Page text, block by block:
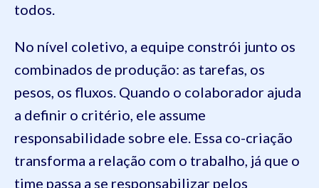
todos.
No nível coletivo, a equipe constrói junto os
combinados de produção: as tarefas, os
pesos, os fluxos. Quando o colaborador ajuda
a definir o critério, ele assume
responsabilidade sobre ele. Essa co-criação
transforma a relação com o trabalho, já que o
time passa a se responsabilizar pelos